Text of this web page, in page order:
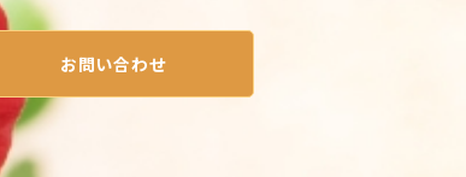
お問い合わせ